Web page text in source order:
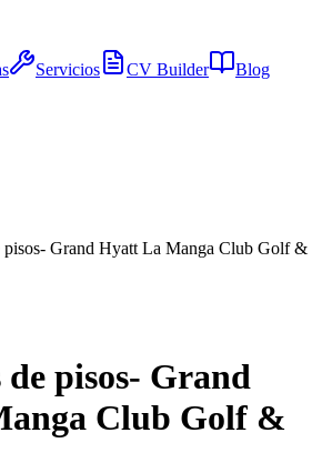
Servicios CV Builder Blog
pisos- Grand Hyatt La Manga Club Golf &
pisos- Grand
Club Golf &